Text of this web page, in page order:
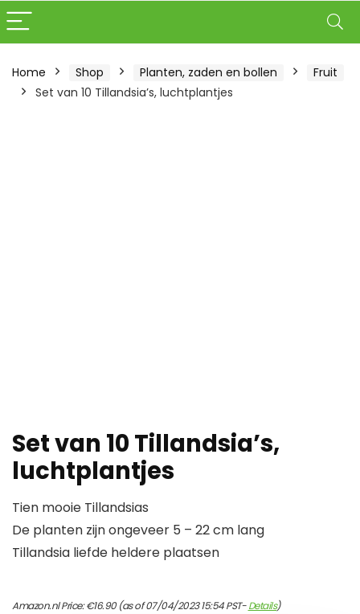
Home Shop Planten, zaden en bollen
Fruit
Set van 10 Tillandsia’s, luchtplantjes
Set van 10 Tillandsia’s,
luchtplantjes
Tien mooie Tillandsias
De planten zijn ongeveer 5 – 22 cm lang
Tillandsia liefde heldere plaatsen
Amazon.nl Price:€16.90(as of 07/04/2023 15:54 PST-Details)